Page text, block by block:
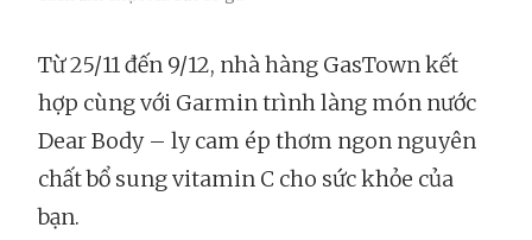
Từ 25/11 đến 9/12, nhà hàng GasTown kết
hợp cùng với Garmin trình làng món nước
Dear Body – ly cam ép thơm ngon nguyên
chất bổ sung vitamin C cho sức khỏe của
bạn.